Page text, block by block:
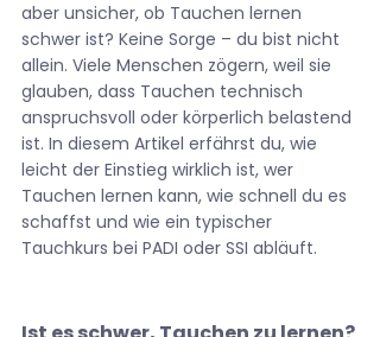
aber unsicher, ob Tauchen lernen
schwer ist? Keine Sorge – du bist nicht
allein. Viele Menschen zögern, weil sie
glauben, dass Tauchen technisch
anspruchsvoll oder körperlich belastend
ist. In diesem Artikel erfährst du, wie
leicht der Einstieg wirklich ist, wer
Tauchen lernen kann, wie schnell du es
schaffst und wie ein typischer
Tauchkurs bei PADI oder SSI abläuft.